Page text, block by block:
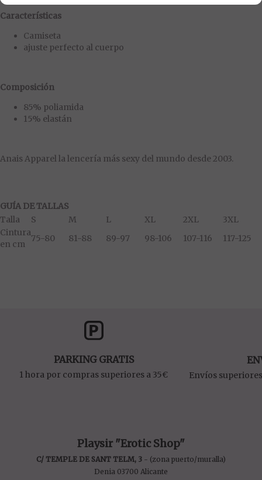
Características
Camiseta
ajuste perfecto al cuerpo
Composición
85% poliamida
15% elastán
Anais Apparel la lencería más sexy del mundo desde 2003.
GUÍA DE TALLAS
Talla
S M L XL 2XL
3XL
Cintura
en cm
75-80 81-88 89-97 98-106 107-116 117-125
PARKING GRATIS
1 hora por compras superiores a 35€ Envíos
Playsir "Erotic Shop"
C/ TEMPLE DE SANT TELM, 3 - (zona puerto/muralla)
Denia 03700 Alicante